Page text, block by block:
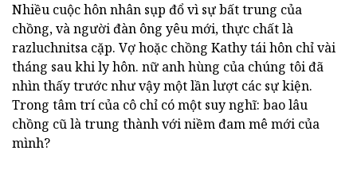
Nhiều cuộc hôn nhân sụp đổ vì sự bất trung của
chồng, và người đàn ông yêu mới, thực chất là
razluchnitsa cặp. Vợ hoặc chồng Kathy tái hôn chỉ vài
tháng sau khi ly hôn. nữ anh hùng của chúng tôi đã
nhìn thấy trước như vậy một lần lượt các sự kiện.
Trong tâm trí của cô chỉ có một suy nghĩ: bao lâu
chồng cũ là trung thành với niềm đam mê mới của
mình?